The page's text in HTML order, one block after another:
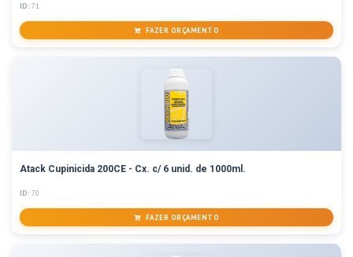
ID: 71
FAZER ORÇAMENTO
Atack Cupinicida 200CE - Cx. c/ 6 unid. de 1000ml.
ID: 70
FAZER ORÇAMENTO